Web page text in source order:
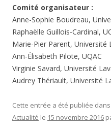
Comité organisateur :
Anne-Sophie Boudreau,
Raphaëlle Guillois-Cardinal,
Marie-Pier Parent, Université
Ann-Élisabeth Pilote, UQAC
Virginie Savard, Université
Audrey Thériault, Université
Cette entrée a été publiée dans
Actualité le 15 novembre 2016